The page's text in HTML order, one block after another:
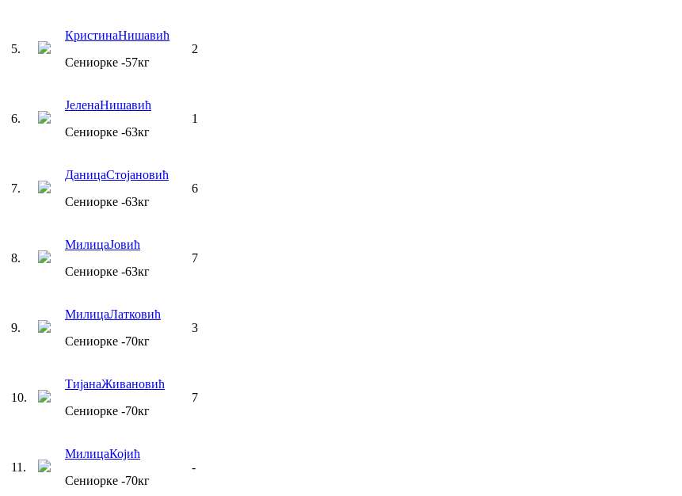
5.
КристинаНишавић
Сениорке -57кг
2
6.
ЈеленаНишавић
Сениорке -63кг
1
7.
ДаницаСтојановић
Сениорке -63кг
6
8.
МилицаЈовић
Сениорке -63кг
7
9.
МилицаЛатковић
Сениорке -70кг
3
10.
ТијанаЖивановић
Сениорке -70кг
7
11 .
МилицаКојић
Сениорке -70кг
-